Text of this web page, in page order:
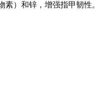
素）和锌，增强指甲韧性。